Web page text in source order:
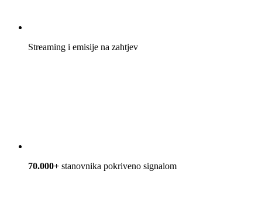
Streaming i emisije na zahtjev
70.000+ stanovnika pokriveno signalom